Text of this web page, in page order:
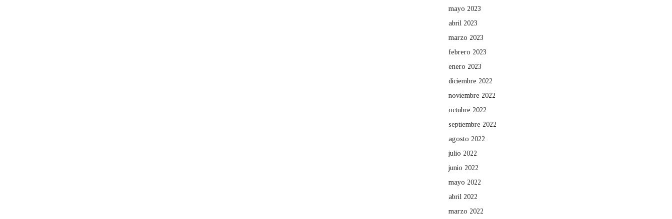
mayo 2023
abril 2023
marzo 2023
febrero 2023
enero 2023
diciembre 2022
noviembre 2022
octubre 2022
septiembre 2022
agosto 2022
julio 2022
junio 2022
mayo 2022
abril 2022
marzo 2022